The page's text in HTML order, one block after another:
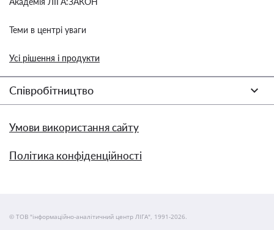
Теми в центрі уваги
Усі рішення і продукти
Співробітництво
Умови використання сайту
Політика конфіденційності
© ТОВ "інформаційно-аналітичний центр ЛІГА", 1991-2026.